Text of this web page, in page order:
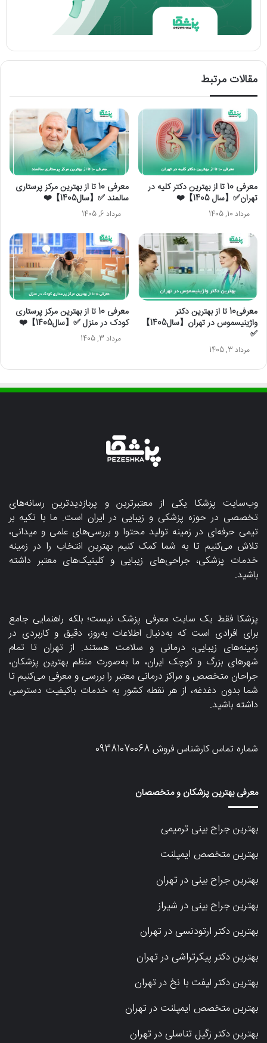
مقالات مرتبط
معرفی 10 تا از بهترین دکتر کلیه در
تهران✅【سال 1405】❤️
مرداد 10, 1405
معرفی 10 تا از بهترین مرکز پرستاری
سالمند ✅【سال1405】❤️
مرداد 6, 1405
معرفی10 تا از بهترین دکتر
واژینیسموس در تهران【سال1405】
✅
مرداد 3, 1405
معرفی 10 تا از بهترین مرکز پرستاری
کودک در منزل ✅【سال1405】❤️
مرداد 3, 1405
وب‌سایت پزشکا یکی از معتبرترین و پربازدیدترین رسانه‌های
تخصصی در حوزه پزشکی و زیبایی در ایران است. ما با تکیه بر
تیمی حرفه‌ای در زمینه تولید محتوا و بررسی‌های علمی و میدانی،
تلاش می‌کنیم تا به شما کمک کنیم بهترین انتخاب را در زمینه
خدمات پزشکی، جراحی‌های زیبایی و کلینیک‌های معتبر داشته
باشید.
پزشکا فقط یک سایت معرفی پزشک نیست؛ بلکه راهنمایی جامع
برای افرادی است که به‌دنبال اطلاعات به‌روز، دقیق و کاربردی در
زمینه‌های زیبایی، درمانی و سلامت هستند. از تهران تا تمام
شهرهای بزرگ و کوچک ایران، ما به‌صورت منظم بهترین پزشکان،
جراحان متخصص و مراکز درمانی معتبر را بررسی و معرفی می‌کنیم تا
شما بدون دغدغه، از هر نقطه کشور به خدمات باکیفیت دسترسی
داشته باشید.
شماره تماس کارشناس فروش09381070068
معرفی بهترین پزشکان و متخصصان
بهترین جراح بینی ترمیمی
بهترین متخصص ایمپلنت
بهترین جراح بینی در تهران
بهترین جراح بینی در شیراز
بهترین دکتر ارتودنسی در تهران
بهترین دکتر پیکرتراشی در تهران
بهترین دکتر لیفت با نخ در تهران
بهترین متخصص ایمپلنت در تهران
بهترین دکتر زگیل تناسلی در تهران